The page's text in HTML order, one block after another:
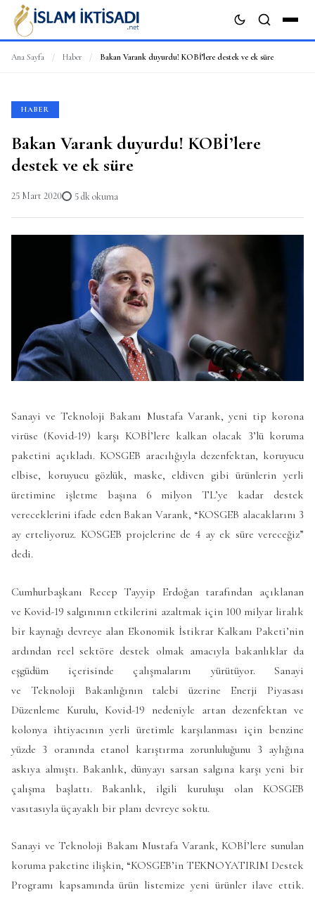
Ana Sayfa / Haber / Bakan Varank duyurdu! KOBİ’lere destek ve ek süre
HABER
Bakan Varank duyurdu! KOBİ’lere
destek ve ek süre
25 Mart 2020 5 dk okuma
Sanayi ve Teknoloji Bakanı Mustafa Varank, yeni tip korona
virüse (Kovid-19) karşı KOBİ’lere kalkan olacak 3’lü koruma
paketini açıkladı. KOSGEB aracılığıyla dezenfektan, koruyucu
elbise, koruyucu gözlük, maske, eldiven gibi ürünlerin yerli
üretimine işletme başına 6 milyon TL’ye kadar destek
vereceklerini ifade eden Bakan Varank, “KOSGEB alacaklarını 3
ay erteliyoruz. KOSGEB projelerine de 4 ay ek süre vereceğiz”
dedi.
Cumhurbaşkanı Recep Tayyip Erdoğan tarafından açıklanan
ve Kovid-19 salgınının etkilerini azaltmak için 100 milyar liralık
bir kaynağı devreye alan Ekonomik İstikrar Kalkanı Paketi’nin
ardından reel sektöre destek olmak amacıyla bakanlıklar da
eşgüdüm içerisinde çalışmalarını yürütüyor. Sanayi
ve Teknoloji Bakanlığının talebi üzerine Enerji Piyasası
Düzenleme Kurulu, Kovid-19 nedeniyle artan dezenfektan ve
kolonya ihtiyacının yerli üretimle karşılanması için benzine
yüzde 3 oranında etanol karıştırma zorunluluğunu 3 aylığına
askıya almıştı. Bakanlık, dünyayı sarsan salgına karşı yeni bir
çalışma başlattı. Bakanlık, ilgili kuruluşu olan KOSGEB
vasıtasıyla üçayaklı bir planı devreye soktu.
Sanayi ve Teknoloji Bakanı Mustafa Varank, KOBİ’lere sunulan
koruma paketine ilişkin, “KOSGEB’in TEKNOYATIRIM Destek
Programı kapsamında ürün listemize yeni ürünler ilave ettik.